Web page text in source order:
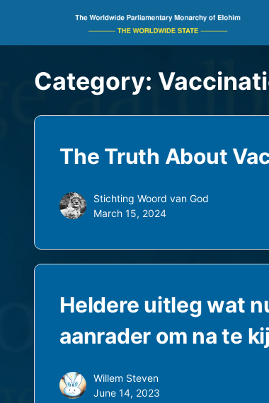
Category:
The Truth About
Stichting Woord van God
March 15, 2024
Heldere uitleg wat
aanrader om na te
Willem Steven
June 14, 2023